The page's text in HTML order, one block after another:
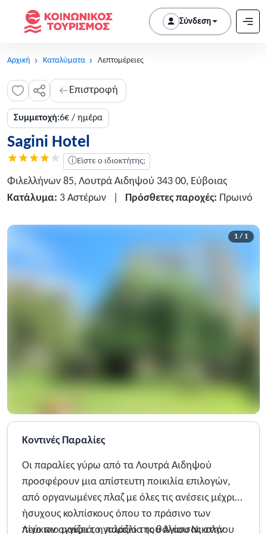
Σύνδεση
Αρχική Καταλύματα Λεπτομέρειες
Συμμετοχή:6€ / ημέρα
Sagini Hotel
ⓘΕίστε ο ιδιοκτήτης;
Φιλελλήνων 85, Λουτρά Αιδηψού 343 00, Εύβοιας
Κατάλυμα: 3 Αστέρων Πρόσθετες παροχές: Πρωινό
Επιστροφή
1 / 1
Κοντινές Παραλίες
Οι παραλίες γύρω από τα Λουτρά Αιδηψού
προσφέρουν μια απίστευτη ποικιλία επιλογών,
από οργανωμένες πλαζ με όλες τις ανέσεις μέχρι
ήσυχους κολπίσκους όπου το πράσινο των
πεύκων αγγίζει το γαλάζιο της θάλασσας στην
Λίγο πιο μακριά, η παραλία του Αγίου Νικολάου